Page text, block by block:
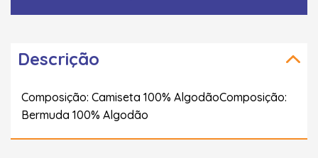
Descrição
Composição: Camiseta 100% AlgodãoComposição:
Bermuda 100% Algodão